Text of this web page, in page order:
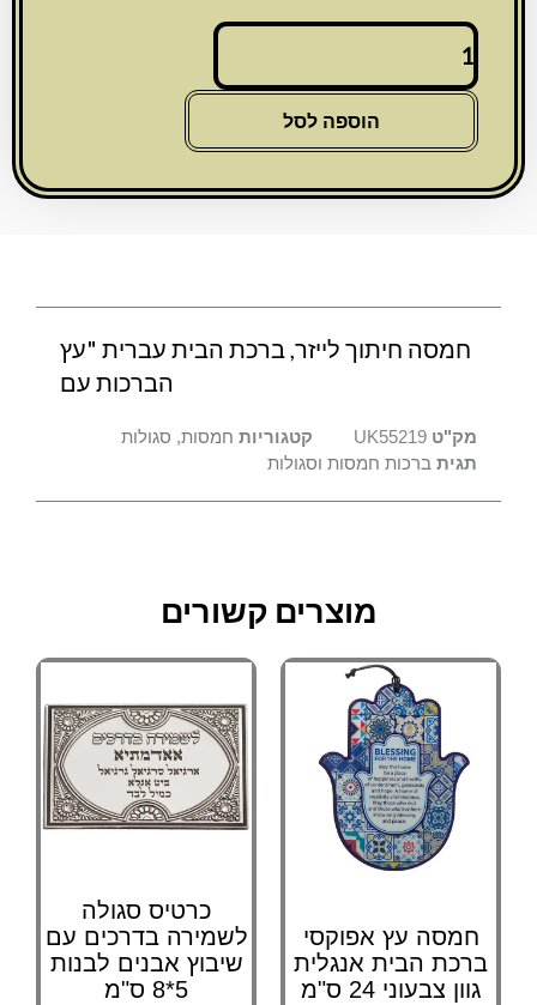
ברכת
הבית
הוספה לסל
חמסה חיתוך לייזר, ברכת הבית עברית "עץ
הברכות עם
UK55219 קטגוריות חמסות ,סגולות
ברכות חמסות וסגולות
מוצרים קשורים
חמסה עץ אפוקסי
הבית אנגלית
גוון צבעוני 24 ס"מ
כרטיס סגולה
לשמירה בדרכים עם
שיבוץ אבנים לבנות